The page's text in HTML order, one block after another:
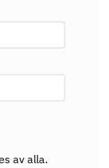
av alla.